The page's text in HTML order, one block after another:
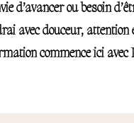
d’avancer ou besoin
avec douceur,
commence ici avec